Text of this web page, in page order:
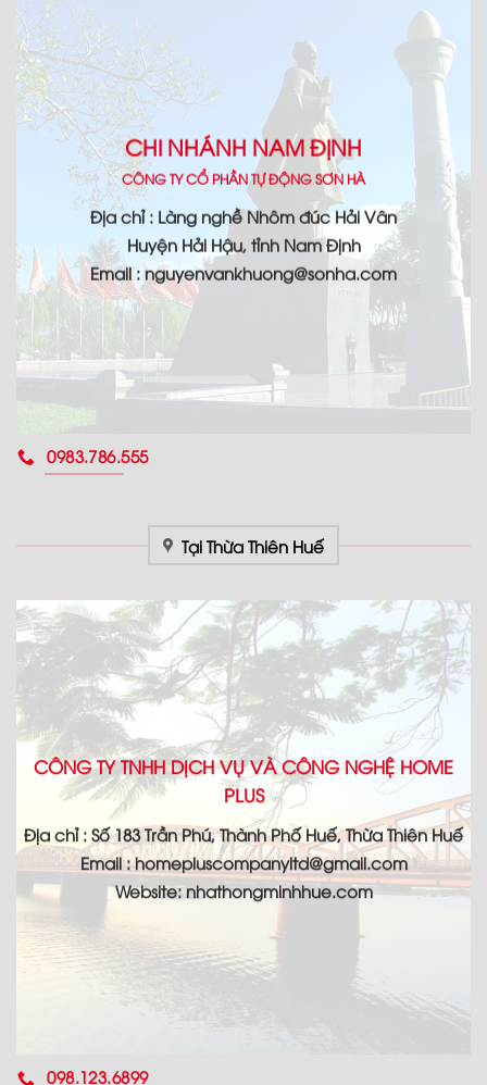
CHI NHÁNH NAM ĐỊNH
CÔNG TY CỔ PHẦN TỰ ĐỘNG SƠN HÀ
Địa chỉ : Làng nghề Nhôm đúc Hải Vân
Huyện Hải Hậu, tỉnh Nam Định
Email : nguyenvankhuong@sonha.com
0983.786.555
Tại Thừa Thiên Huế
CÔNG TY TNHH DỊCH VỤ VÀ CÔNG NGHỆ HOME
PLUS
Địa chỉ : Số 183 Trần Phú, Thành Phố Huế, Thừa Thiên Huế
Email : homepluscompanyltd@gmail.com
Website: nhathongminhhue.com
098.123.6899